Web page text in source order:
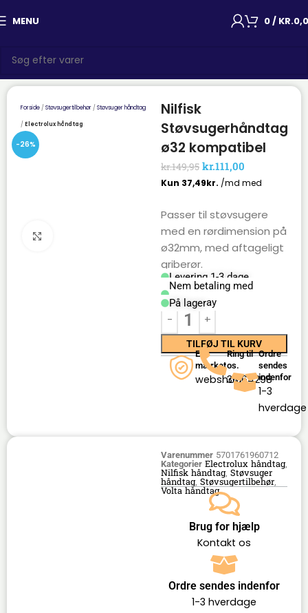
MENU 0/ KR.
Forside Støvsugertilbehør Støvsuger håndtag
Electrolux håndtag
-26%
Nilfisk
Støvsugerhåndtag
ø32 kompatibel
kr.149,95 kr.111,00
Passer til støvsugere
med en rørdimension på
ø32mm, med aftageligt
griberør.
Levering 1-3 dage
Nem betaling med
Mobilepay
På lager
TILFØJ TIL KURV
E-
mærket
webshop
Ring til
os.
36164298
Ordre
sendes
indenfor
1-3
hverdage
Varenummer 5701761960712
Kategorier Electrolux håndtag,
Nilfisk håndtag, Støvsuger
håndtag, Støvsugertilbehør,
Volta håndtag
Brug for hjælp
Kontakt os
Ordre sendes indenfor
1-3 hverdage